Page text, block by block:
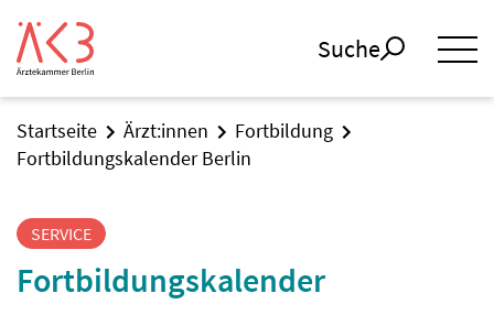
Suche
Startseite Ärzt:innen
Fortbildung
Fortbildungskalender Berlin
SERVICE
Fortbildungskalender